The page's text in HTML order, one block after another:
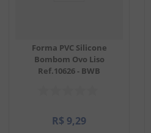
Forma PVC Silicone
Bombom Ovo Liso
Ref.10626 - BWB
R$ 9,29